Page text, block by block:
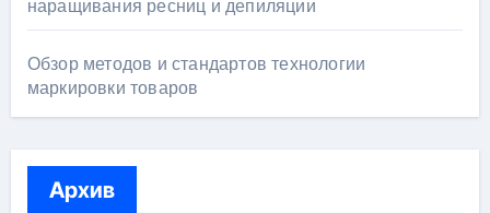
наращивания ресниц и депиляции
Обзор методов и стандартов технологии
маркировки товаров
Архив